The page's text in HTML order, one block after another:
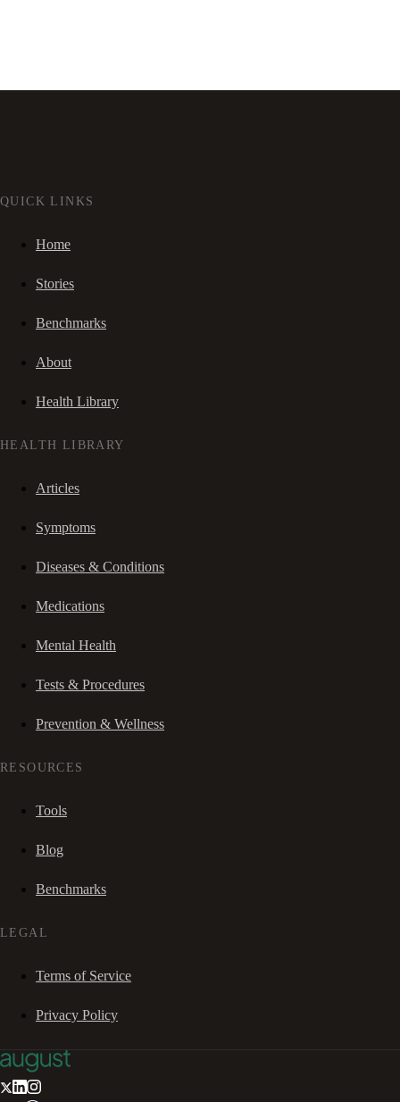
QUICK LINKS
Home
Stories
Benchmarks
About
Health Library
HEALTH LIBRARY
Articles
Symptoms
Diseases & Conditions
Medications
Mental Health
Tests & Procedures
Prevention & Wellness
RESOURCES
Tools
Blog
Benchmarks
LEGAL
Terms of Service
Privacy Policy